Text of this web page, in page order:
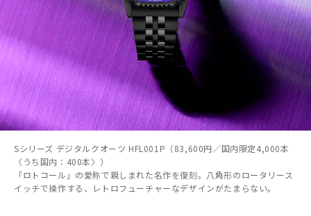
Sシリーズ デジタルクオーツ HFL001P（83,600円／国内限定4,000本
〈うち国内：400本〉）
「ロトコール」の愛称で親しまれた名作を復刻。八角形のロータリース
イッチで操作する、レトロフューチャーなデザインがたまらない。